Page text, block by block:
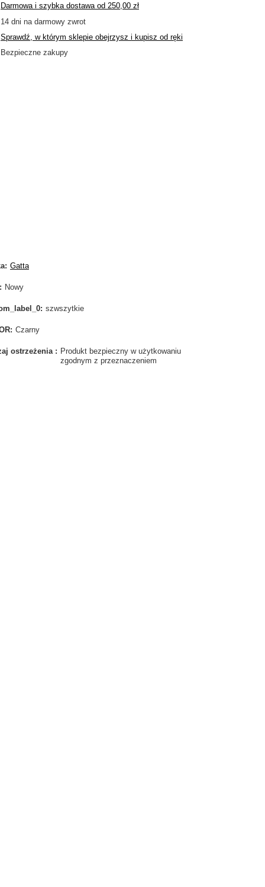
Darmowa i szybka dostawa od 250,00 zł
14 dni na darmowy zwrot
Sprawdź, w którym sklepie obejrzysz i kupisz od ręki
Bezpieczne zakupy
Gatta
Nowy
szwszytkie
Czarny
ostrzeżenia
Produkt bezpieczny w użytkowaniu
zgodnym z przeznaczeniem